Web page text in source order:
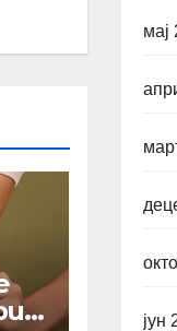
мај
јун